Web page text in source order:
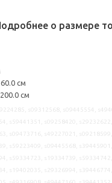
о размере
см
см